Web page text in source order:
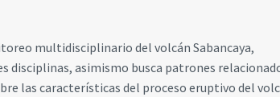
multidisciplinario del volcán Sabancaya,
asimismo busca patrones
las características del proceso eruptivo del